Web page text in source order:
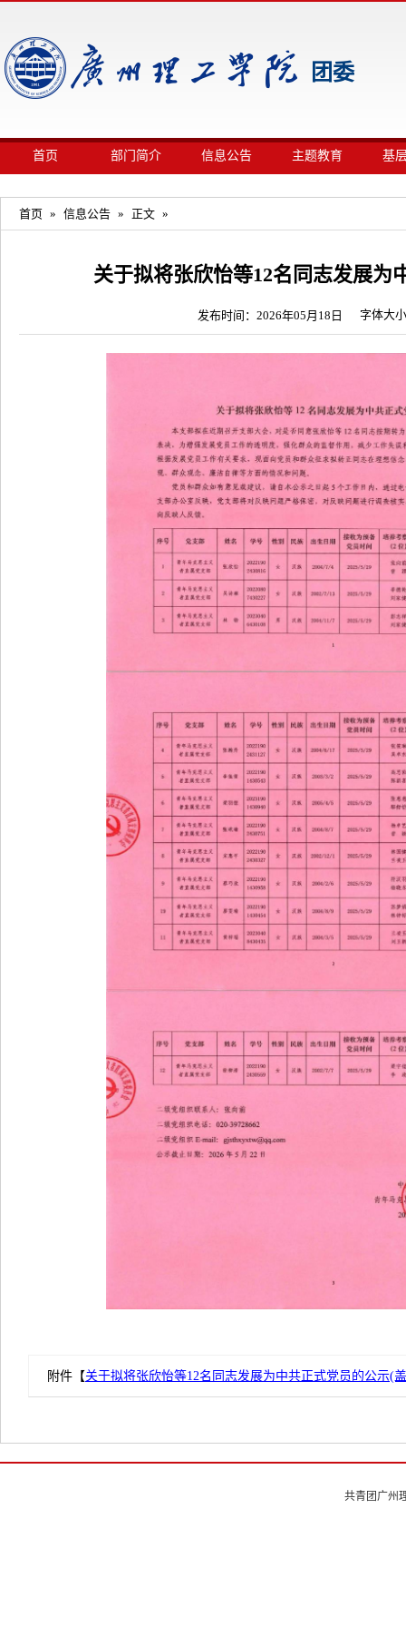
团委
首页 部门简介 信息公告 主题教育 基
首页 » 信息公告 » 正文 »
关于拟将张欣怡等12名同志发展为
发布时间：2026年05月18日 字体大
附件【关于拟将张欣怡等12名同志发展为中共正式党员的公示(
共青团广州